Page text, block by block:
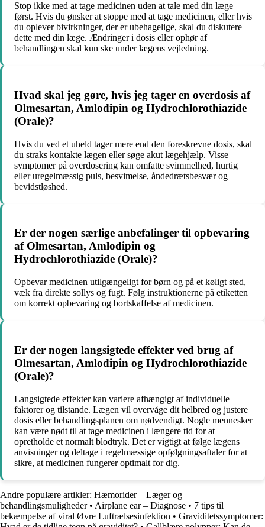
Stop ikke med at tage medicinen uden at tale med din læge
først. Hvis du ønsker at stoppe med at tage medicinen, eller hvis
du oplever bivirkninger, der er ubehagelige, skal du diskutere
dette med din læge. Ændringer i dosis eller ophør af
behandlingen skal kun ske under lægens vejledning.
Hvad skal jeg gøre, hvis jeg tager en overdosis af
Olmesartan, Amlodipin og Hydrochlorothiazide
(Orale)?
Hvis du ved et uheld tager mere end den foreskrevne dosis, skal
du straks kontakte lægen eller søge akut lægehjælp. Visse
symptomer på overdosering kan omfatte svimmelhed, hurtig
eller uregelmæssig puls, besvimelse, åndedrætsbesvær og
bevidstløshed.
Er der nogen særlige anbefalinger til opbevaring
af Olmesartan, Amlodipin og
Hydrochlorothiazide (Orale)?
Opbevar medicinen utilgængeligt for børn og på et køligt sted,
væk fra direkte sollys og fugt. Følg instruktionerne på etiketten
om korrekt opbevaring og bortskaffelse af medicinen.
Er der nogen langsigtede effekter ved brug af
Olmesartan, Amlodipin og Hydrochlorothiazide
(Orale)?
Langsigtede effekter kan variere afhængigt af individuelle
faktorer og tilstande. Lægen vil overvåge dit helbred og justere
dosis eller behandlingsplanen om nødvendigt. Nogle mennesker
kan være nødt til at tage medicinen i længere tid for at
opretholde et normalt blodtryk. Det er vigtigt at følge lægens
anvisninger og deltage i regelmæssige opfølgningsaftaler for at
sikre, at medicinen fungerer optimalt for dig.
Andre populære artikler: Hæmorider – Læger og
behandlingsmuligheder• Airplane ear – Diagnose • 7 tips til
bekæmpelse af viral Øvre Luftrælsesinfektion • Graviditetssymptomer: